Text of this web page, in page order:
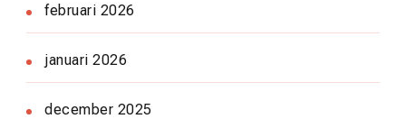
februari 2026
januari 2026
december 2025